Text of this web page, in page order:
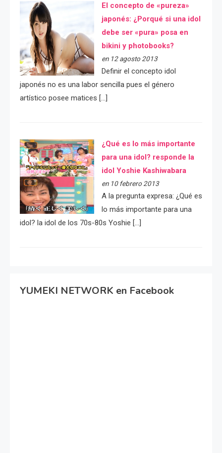
El concepto de «pureza»
japonés: ¿Porqué si una idol
debe ser «pura» posa en
bikini y photobooks?
en 12 agosto 2013
Definir el concepto idol
japonés no es una labor sencilla pues el género
artístico posee matices […]
¿Qué es lo más importante
para una idol? responde la
idol Yoshie Kashiwabara
en 10 febrero 2013
A la pregunta expresa: ¿Qué es
lo más importante para una
idol? la idol de los 70s-80s Yoshie […]
YUMEKI NETWORK en Facebook